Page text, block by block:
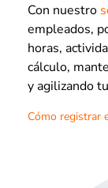
Con nuestro
empleados,
horas,
cálculo,
y agilizando
Cómo registrar